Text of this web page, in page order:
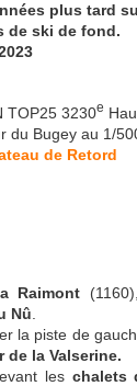
plus tard
de ski de fond.
TOP25 3230e
du Bugey au 1/
de Retord
Raimont
Nû
la piste de
de la Valserine.
les chalets